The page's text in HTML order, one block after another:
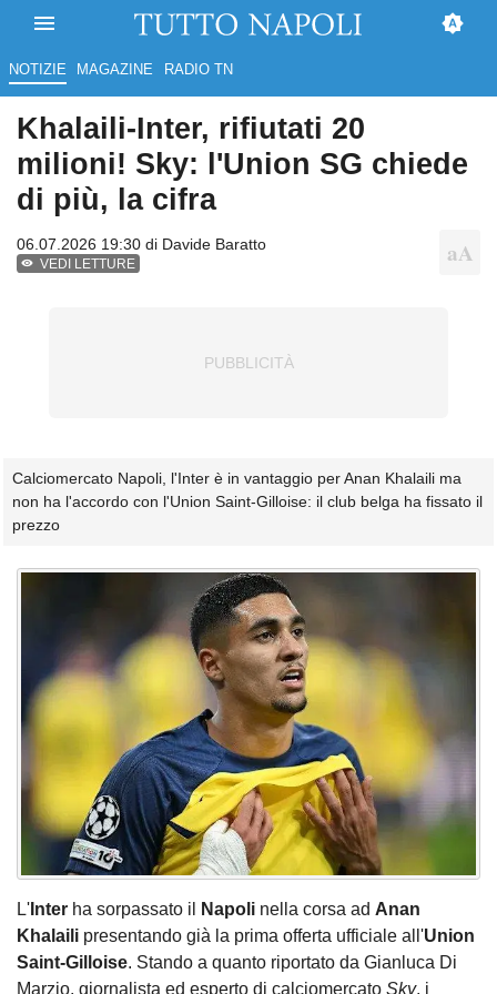
NOTIZIE MAGAZINE RADIO TN
Khalaili-Inter, rifiutati 20
milioni! Sky: l'Union SG chiede
di più, la cifra
06.07.2026 19:30 di Davide Baratto
VEDI LETTURE
Calciomercato Napoli, l'Inter è in vantaggio per Anan Khalaili ma
non ha l'accordo con l'Union Saint-Gilloise: il club belga ha fissato il
prezzo
L' Inter ha sorpassato il Napoli nella corsa ad Anan
Khalaili presentando già la prima offerta ufficiale all'Union
Saint-Gilloise. Stando a quanto riportato da Gianluca Di
Marzio, giornalista ed esperto di calciomercato Sky, i